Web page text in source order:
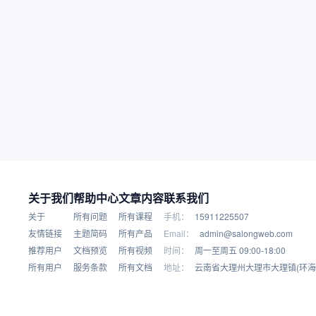
关于我们
关于
友情链接
推荐用户
所有用户
帮助中心
所有问题
主题简码
文档预览
服务条款
文章内容
所有课程
所有产品
所有视频
所有文档
联系我们
手机：
15911225507
Email：
admin@salongweb.com
时间：
周一至周五 09:00-18:00
地址：
云南省大理州大理市大理镇(环